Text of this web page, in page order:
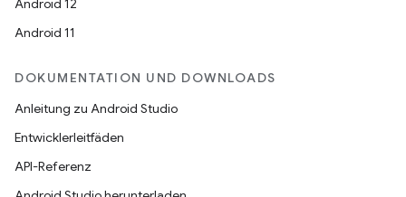
Android 12
Android 11
DOKUMENTATION UND DOWNLOADS
Anleitung zu Android Studio
Entwicklerleitfäden
API-Referenz